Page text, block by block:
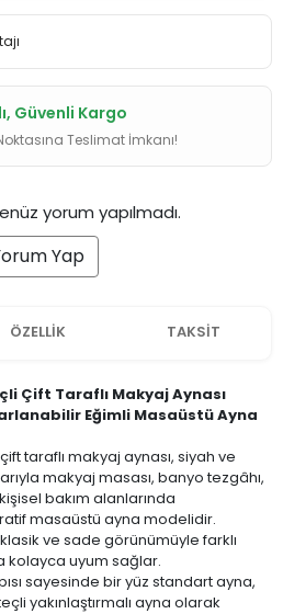
Güvenli Kargo
Teslimat İmkanı!
yorum yapılmadı.
Yap
ÖZELLİK TAKSİT
Çift Taraflı Makyaj Aynası
Eğimli Masaüstü Ayna
taraflı makyaj aynası, siyah ve
makyaj masası, banyo tezgâhı,
bakım alanlarında
masaüstü ayna modelidir.
ve sade görünümüyle farklı
kolayca uyum sağlar.
sayesinde bir yüz standart ayna,
yakınlaştırmalı ayna olarak